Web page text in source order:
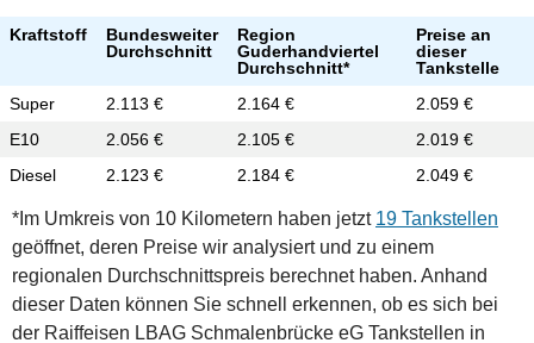
Kraftstoff
Bundesweiter
Durchschnitt
Region
Guderhandviertel
Durchschnitt*
Preise an
dieser
Tankstelle
Super
2.113 € 2.164 €
2.059 €
E10
2.056 € 2.105 €
2.019 €
Diesel
2.123 € 2.184 € 2.049 €
*Im Umkreis von 10 Kilometern haben jetzt 19 Tankstellen
geöffnet, deren Preise wir analysiert und zu einem
regionalen Durchschnittspreis berechnet haben. Anhand
dieser Daten können Sie schnell erkennen, ob es sich bei
der Raiffeisen LBAG Schmalenbrücke eG Tankstellen in